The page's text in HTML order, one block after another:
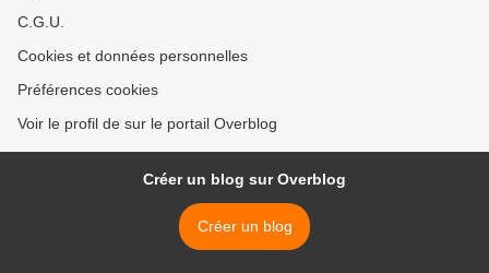
C.G.U.
Cookies et données personnelles
Préférences cookies
Voir le profil de sur le portail Overblog
Créer un blog sur Overblog
Créer un blog